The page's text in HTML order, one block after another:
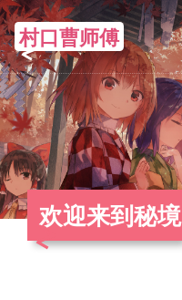
村口曹师傅
欢迎来到秘境